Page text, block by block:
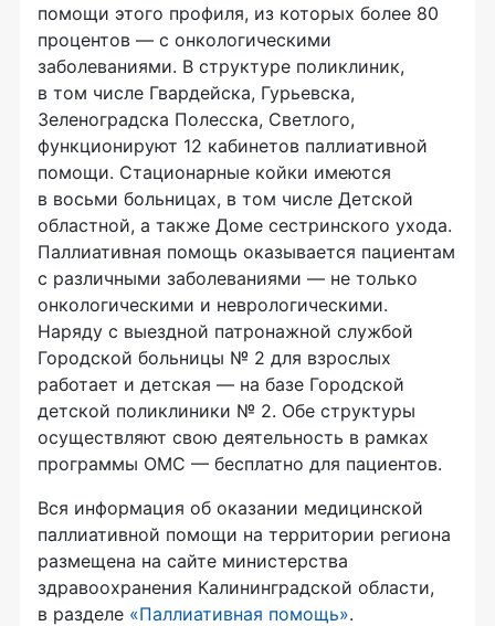
помощи этого профиля, из которых более 80
процентов — с онкологическими
заболеваниями. В структуре поликлиник,
в том числе Гвардейска, Гурьевска,
Зеленоградска Полесска, Светлого,
функционируют 12 кабинетов паллиативной
помощи. Стационарные койки имеются
в восьми больницах, в том числе Детской
областной, а также Доме сестринского ухода.
Паллиативная помощь оказывается пациентам
с различными заболеваниями — не только
онкологическими и неврологическими.
Наряду с выездной патронажной службой
Городской больницы № 2 для взрослых
работает и детская — на базе Городской
детской поликлиники № 2. Обе структуры
осуществляют свою деятельность в рамках
программы ОМС — бесплатно для пациентов.
Вся информация об оказании медицинской
паллиативной помощи на территории региона
размещена на сайте министерства
здравоохранения Калининградской области,
в разделе «Паллиативная помощь».